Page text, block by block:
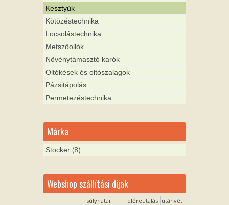
Kesztyűk
Kötözéstechnika
Locsolástechnika
Metszőollók
Növénytámasztó karók
Oltókések és oltószalagok
Pázsitápolás
Permetezéstechnika
Márka
Stocker (8)
Webshop szállítási díjak
súlyhatár előreutalás utánvét